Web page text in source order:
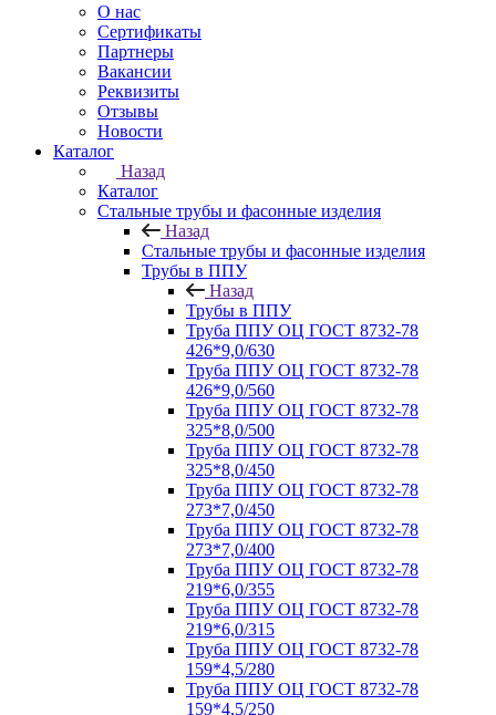
О нас
Сертификаты
Партнеры
Вакансии
Реквизиты
Отзывы
Новости
Каталог
Назад
Каталог
Стальные трубы и фасонные изделия
Назад
Стальные трубы и фасонные изделия
Трубы в ППУ
Назад
Трубы в ППУ
Труба ППУ ОЦ ГОСТ 8732-78
426*9,0/630
Труба ППУ ОЦ ГОСТ 8732-78
426*9,0/560
Труба ППУ ОЦ ГОСТ 8732-78
325*8,0/500
Труба ППУ ОЦ ГОСТ 8732-78
325*8,0/450
Труба ППУ ОЦ ГОСТ 8732-78
273*7,0/450
Труба ППУ ОЦ ГОСТ 8732-78
273*7,0/400
Труба ППУ ОЦ ГОСТ 8732-78
219*6,0/355
Труба ППУ ОЦ ГОСТ 8732-78
219*6,0/315
Труба ППУ ОЦ ГОСТ 8732-78
159*4,5/280
Труба ППУ ОЦ ГОСТ 8732-78
159*4,5/250